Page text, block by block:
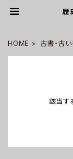
歴
HOME 古書・古
該当す